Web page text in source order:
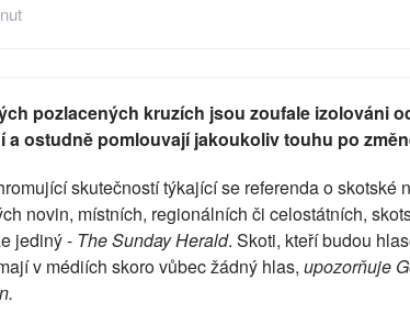
pozlacených kruzích jsou zoufale izolováni
a ostudně pomlouvají jakoukoliv touhu po
skutečností týkající se referenda o skotské
novin, místních, regionálních či celostátních,
jediný - The Sunday Herald. Skoti, kteří budou
v médiích skoro vůbec žádný hlas, upozorňuje